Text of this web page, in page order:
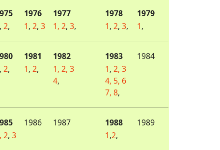
1976 1977 1978
1979
, 2, 1, 2, 3 1, 2, 3, 1, 2, 3, 1,
1981 1982 1983
1984
, 2, 1, 2, 1, 2, 3
4,
1, 2, 3
4, 5, 6
7, 8,
1986 1987 1988
1989
2, 3 1,2,